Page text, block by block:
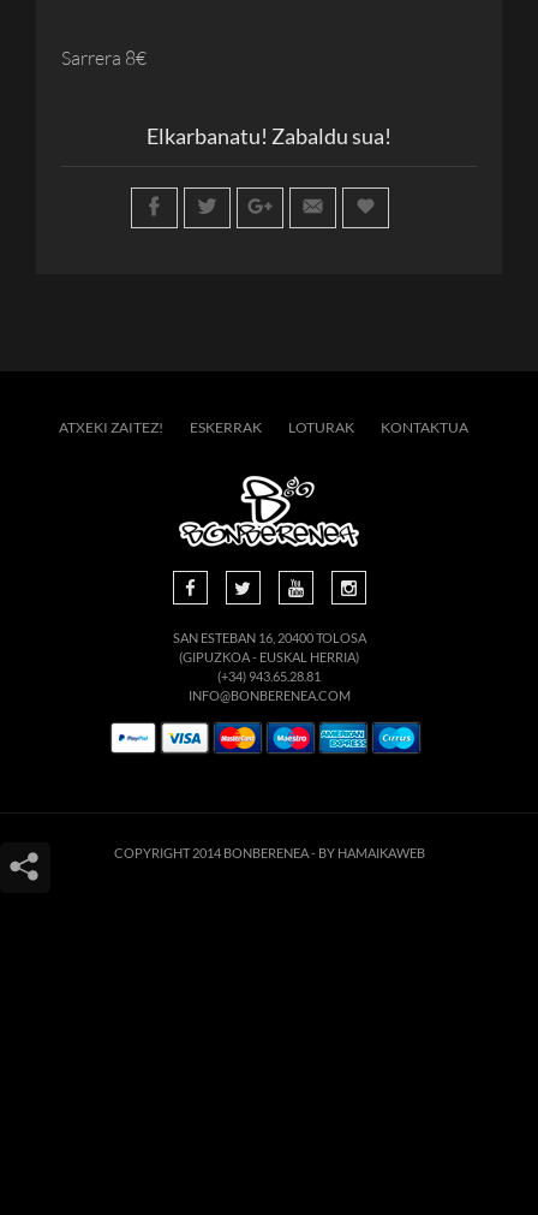
Sarrera 8€
Elkarbanatu! Zabaldu sua!
ATXEKI ZAITEZ! ESKERRAK LOTURAK KONTAKTUA
SAN ESTEBAN 16, 20400 TOLOSA
(GIPUZKOA - EUSKAL HERRIA)
(+34) 943.65.28.81
INFO@BONBERENEA.COM
COPYRIGHT 2014 BONBERENEA - BY HAMAIKAWEB